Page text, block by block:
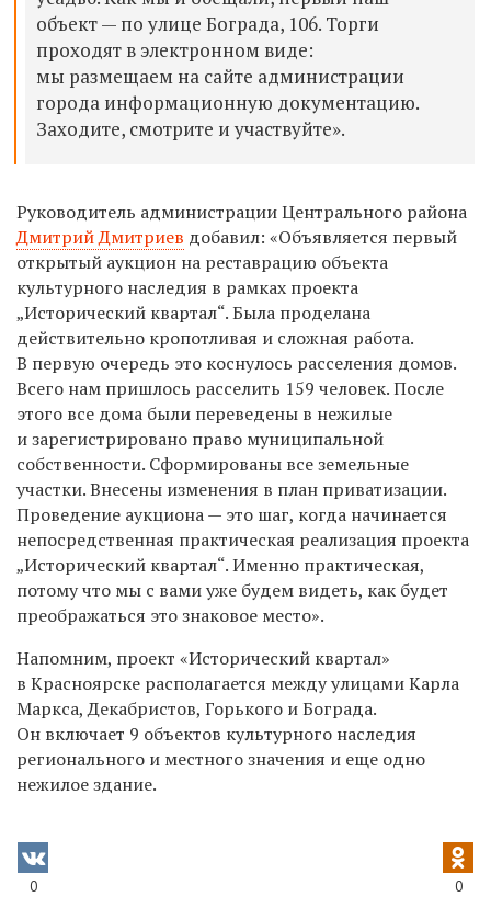
объект — по улице Бограда, 106. Торги
проходят в электронном виде:
мы размещаем на сайте администрации
города информационную документацию.
Заходите, смотрите и участвуйте».
Руководитель администрации Центрального района
Дмитрий Дмитриев добавил: «Объявляется первый
открытый аукцион на реставрацию объекта
культурного наследия в рамках проекта
„Исторический квартал“. Была проделана
действительно кропотливая и сложная работа.
В первую очередь это коснулось расселения домов.
Всего нам пришлось расселить 159 человек. После
этого все дома были переведены в нежилые
и зарегистрировано право муниципальной
собственности. Сформированы все земельные
участки. Внесены изменения в план приватизации.
Проведение аукциона — это шаг, когда начинается
непосредственная практическая реализация проекта
„Исторический квартал“. Именно практическая,
потому что мы с вами уже будем видеть, как будет
преображаться это знаковое место».
Напомним, проект «Исторический квартал»
в Красноярске располагается между улицами Карла
Маркса, Декабристов, Горького и Бограда.
Он включает 9 объектов культурного наследия
регионального и местного значения и еще одно
нежилое здание.
0 0